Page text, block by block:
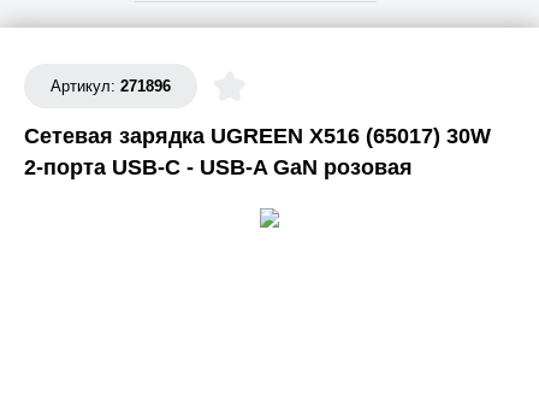
Вакансии
+7 800 500-31-47
Артикул: 271896
Сетевая зарядка UGREEN X516 (65017) 30W
2-порта USB-C - USB-A GaN розовая